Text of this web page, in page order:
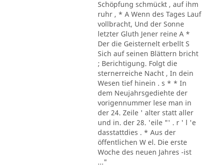
Schöpfung schmückt , auf ihm
ruhr , * A Wenn des Tages Lauf
vollbracht, Und der Sonne
letzter Gluth Jener reine A *
Der die Geisternelt erbellt S
Sich auf seinen Blättern bricht
; Berichtigung. Folgt die
sternerreiche Nacht , In dein
Wesen tief hinein . s * * In
dem Neujahrsgediehte der
vorigennummer lese man in
der 24. Zeile ' alter statt aller
und in. der 28. 'eile "' . r ' l 'e
dasstattdies . * Aus der
öffentlichen W el. Die erste
Woche des neuen Jahres -ist
..."